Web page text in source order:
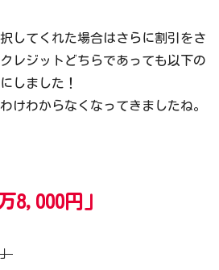
してくれた場合はさらに割引をさ
レジットどちらであっても以下の
しました！
けわからなくなってきましたね。
8,000円」